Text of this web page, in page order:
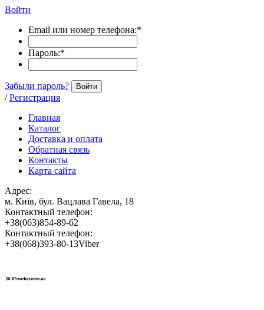
Войти
Email или номер телефона:*
Пароль:*
Забыли пароль? Войти
/ Регистрация
Главная
Каталог
Доставка и оплата
Обратная связь
Контакты
Карта сайта
Адрес:
м. Київ, бул. Вацлава Гавела, 18
Контактный телефон:
+38(063)854-89-62
Контактный телефон:
+38(068)393-80-13Viber